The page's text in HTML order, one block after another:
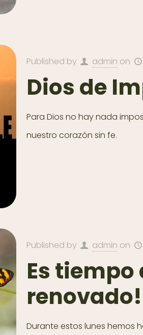
Published by admin on
Dios de
Para Dios no hay nada
nuestro corazón sin fe.
Published by admin on
Es tiempo
renovado!
Durante estos lunes hemos